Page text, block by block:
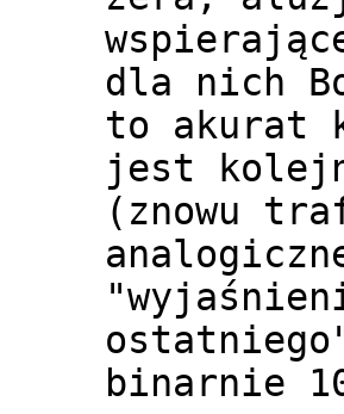
dla nich
to akurat
jest
(znowu
binarnie